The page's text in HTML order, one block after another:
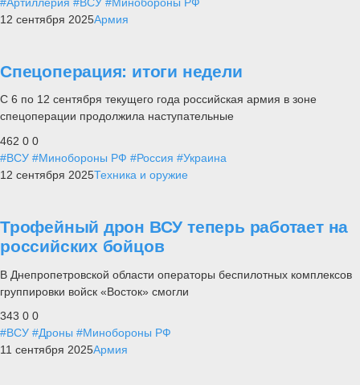
12 сентября 2025Армия
Спецоперация: итоги недели
С 6 по 12 сентября текущего года российская армия в зоне
спецоперации продолжила наступательные
462 0 0
#ВСУ #Минобороны РФ #Россия #Украина
12 сентября 2025Техника и оружие
Трофейный дрон ВСУ теперь работает на
российских бойцов
В Днепропетровской области операторы беспилотных комплексов
группировки войск «Восток» смогли
343 0 0
#ВСУ #Дроны #Минобороны РФ
11 сентября 2025Армия